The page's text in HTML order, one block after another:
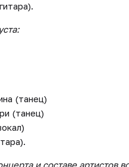
(танец)
(танец)